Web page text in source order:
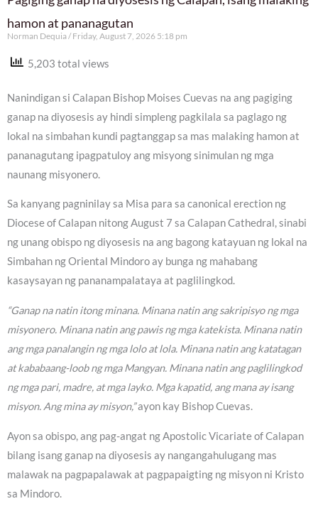
hamon at pananagutan
Norman Dequia Friday, August 7, 2026 5:18 pm
5,203 total views
Nanindigan si Calapan Bishop Moises Cuevas na ang pagiging
ganap na diyosesis ay hindi simpleng pagkilala sa paglago ng
lokal na simbahan kundi pagtanggap sa mas malaking hamon at
pananagutang ipagpatuloy ang misyong sinimulan ng mga
naunang misyonero.
Sa kanyang pagninilay sa Misa para sa canonical erection ng
Diocese of Calapan nitong August 7 sa Calapan Cathedral, sinabi
ng unang obispo ng diyosesis na ang bagong katayuan ng lokal na
Simbahan ng Oriental Mindoro ay bunga ng mahabang
kasaysayan ng pananampalataya at paglilingkod.
“Ganap na natin itong minana. Minana natin ang sakripisyo ng mga
misyonero. Minana natin ang pawis ng mga katekista. Minana natin
ang mga panalangin ng mga lolo at lola. Minana natin ang katatagan
at kababaang-loob ng mga Mangyan. Minana natin ang paglilingkod
ng mga pari, madre, at mga layko. Mga kapatid, ang mana ay isang
misyon. Ang mina ay misyon,”ayon kay Bishop Cuevas.
Ayon sa obispo, ang pag-angat ng Apostolic Vicariate of Calapan
bilang isang ganap na diyosesis ay nangangahulugang mas
malawak na pagpapalawak at pagpapaigting ng misyon ni Kristo
sa Mindoro.